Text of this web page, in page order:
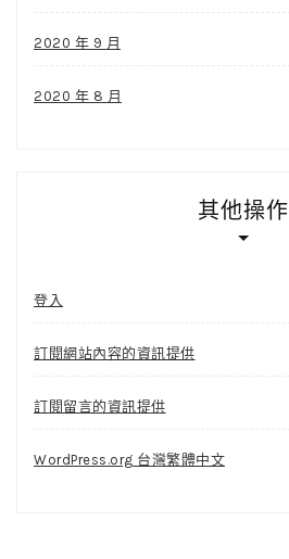
2020 年 9 月
2020 年 8 月
其他操作
登入
訂閱網站內容的資訊提供
訂閱留言的資訊提供
WordPress.org 台灣繁體中文